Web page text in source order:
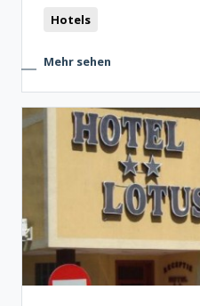
Hotels
Mehr sehen